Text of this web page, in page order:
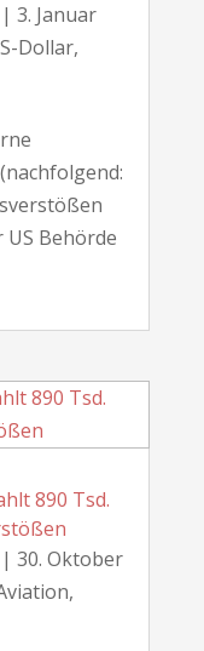
3. Januar
Dollar,
US Behörde
890 Tsd.
30. Oktober
,